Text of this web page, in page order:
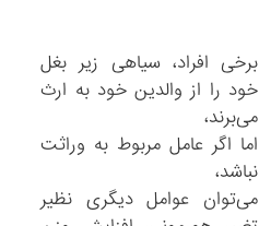
برخی افراد، سیاهی زیر بغل
خود را از والدین خود به ارث
می‌برند،
اما اگر عامل مربوط به وراثت
نباشد،
می‌توان عوامل دیگری نظیر